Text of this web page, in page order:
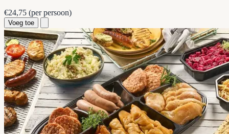
€24,75 (per persoon)
Voeg toe